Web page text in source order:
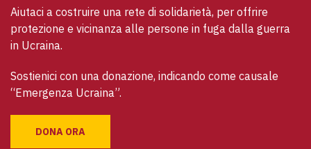
Aiutaci a costruire una rete di solidarietà, per offrire
protezione e vicinanza alle persone in fuga dalla guerra
in Ucraina.
Sostienici con una donazione, indicando come causale
“Emergenza Ucraina”.
DONA ORA